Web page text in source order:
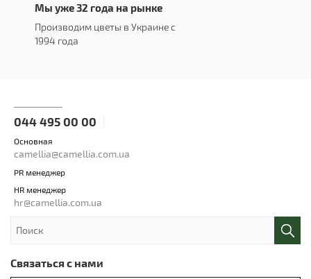
Мы уже 32 года на рынке
Производим цветы в Украине с
1994 года
044 495 00 00
Основная
camellia@camellia.com.ua
PR менеджер
HR менеджер
hr@camellia.com.ua
Связаться с нами